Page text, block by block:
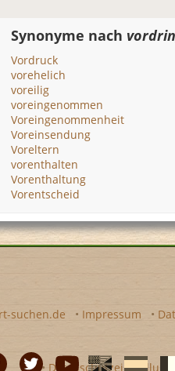
Synonyme nach
Vordruck
vorehelich
voreilig
voreingenommen
Voreingenommenheit
Voreinsendung
Voreltern
vorenthalten
Vorenthaltung
Vorentscheid
suchen.de • Impressum •
•